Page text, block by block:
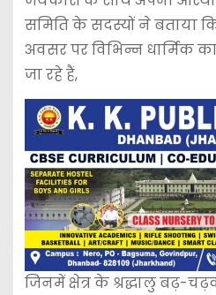
समिति के सदस्यों ने बताया
अवसर पर विभिन्न धार्मिक
जा रहे हैं,
जिनमें क्षेत्र के श्रद्धालु बढ़-